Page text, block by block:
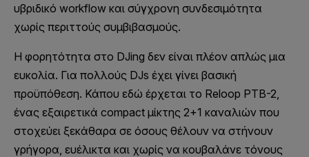
υβριδικό workflow και σύγχρονη συνδεσιμότητα
χωρίς περιττούς συμβιβασμούς.
Η φορητότητα στο DJing δεν είναι πλέον απλώς μια
ευκολία. Για πολλούς DJs έχει γίνει βασική
προϋπόθεση. Κάπου εδώ έρχεται το Reloop PTB-2,
ένας εξαιρετικά compact μίκτης 2+1 καναλιών που
στοχεύει ξεκάθαρα σε όσους θέλουν να στήνουν
γρήγορα, ευέλικτα και χωρίς να κουβαλάνε τόνους